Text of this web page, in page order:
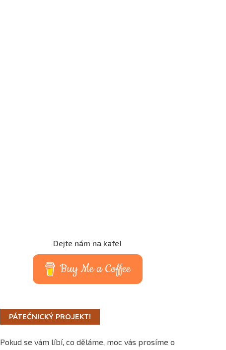
Dejte nám na kafe!
Buy Me a Coffee
PÁTEČNICKÝ PROJEKT!
Pokud se vám líbí, co děláme, moc vás prosíme o